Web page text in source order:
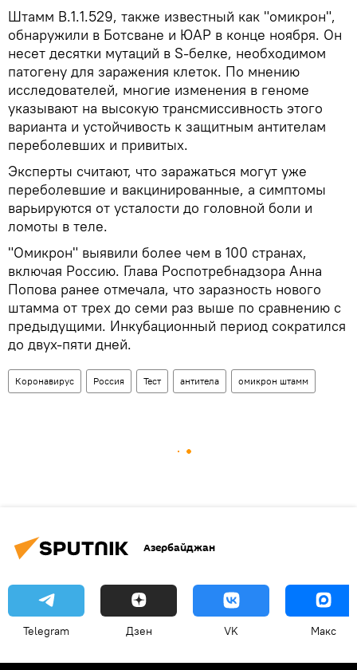
Штамм B.1.1.529, также известный как "омикрон",
обнаружили в Ботсване и ЮАР в конце ноября. Он
несет десятки мутаций в S-белке, необходимом
патогену для заражения клеток. По мнению
исследователей, многие изменения в геноме
указывают на высокую трансмиссивность этого
варианта и устойчивость к защитным антителам
переболевших и привитых.
Эксперты считают, что заражаться могут уже
переболевшие и вакцинированные, а симптомы
варьируются от усталости до головной боли и
ломоты в теле.
"Омикрон" выявили более чем в 100 странах,
включая Россию. Глава Роспотребнадзора Анна
Попова ранее отмечала, что заразность нового
штамма от трех до семи раз выше по сравнению с
предыдущими. Инкубационный период сократился
до двух-пяти дней.
Коронавирус Россия Тест антитела омикрон штамм
Азербайджан
Telegram Дзен VK Макс